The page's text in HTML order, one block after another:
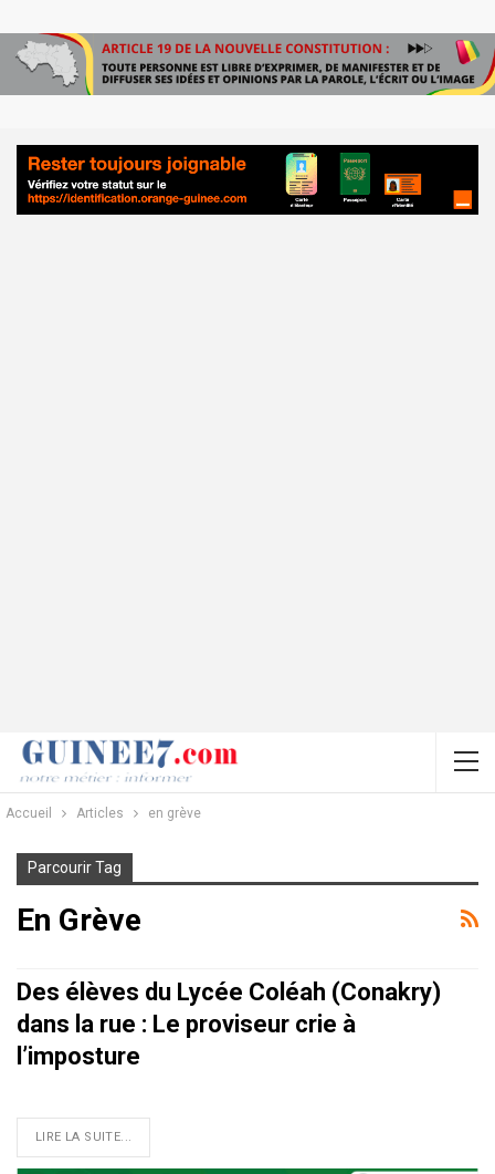
Accueil Articles en grève
Parcourir Tag
En Grève
Des élèves du Lycée Coléah (Conakry)
dans la rue : Le proviseur crie à
l’imposture
LIRE LA SUITE...